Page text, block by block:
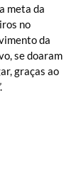
meta da
no
da
se doaram
graças ao